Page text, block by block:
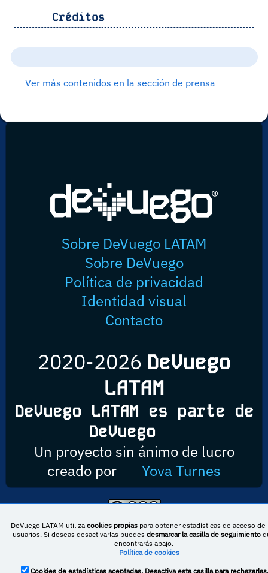
Créditos
Ver más contenidos en la sección de prensa
Sobre DeVuego LATAM
Sobre DeVuego
Política de privacidad
Identidad visual
Contacto
2020-2026 DeVuego
LATAM
DeVuego LATAM es parte de
DeVuego
Un proyecto sin ánimo de lucro
creado por
Yova Turnes
Esta obra está bajo una licencia de Creative Commons Reconocimiento-
NoComercial-CompartirIgual 4.0 Internacional
DeVuego LATAM utiliza cookies propiaspara obtener estadísticas de acceso de
usuarios. Si deseas desactivarlas puedes desmarcar la casilla de seguimiento
encontrarás abajo.
Política de cookies
Cookies de estadísticas aceptadas. Desactiva esta casilla para rechazarlas.